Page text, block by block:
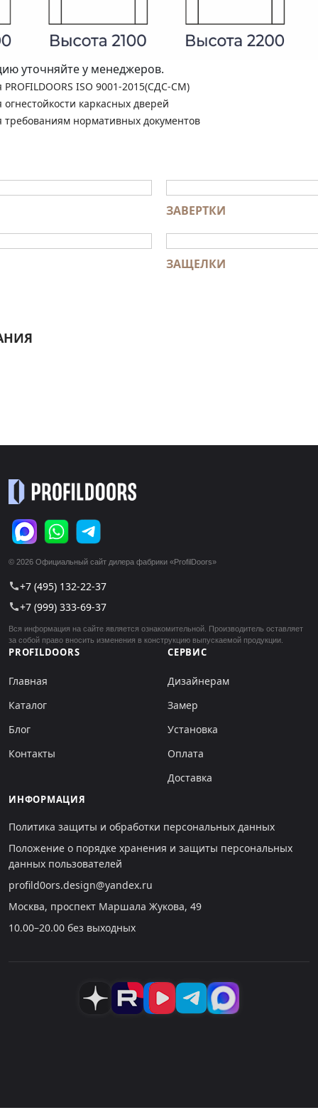
уточняйте у менеджеров.
ISO 9001-2015(СДС-СМ)
каркасных дверей
требованиям нормативных документов
ЗАВЕРТКИ
ЗАЩЕЛКИ
© 2026 Официальный сайт дилера фабрики «ProfilDoors»
call+7 (495) 132-22-37
call+7 (999) 333-69-37
Вся информация на сайте является ознакомительной. Производитель оставляет
за собой право вносить изменения в конструкцию выпускаемой продукции.
PROFILDOORS
Главная
Каталог
Блог
Контакты
СЕРВИС
Дизайнерам
Замер
Установка
Оплата
Доставка
ИНФОРМАЦИЯ
Политика защиты и обработки персональных данных
Положение о порядке хранения и защиты персональных
данных пользователей
profild0ors.design@yandex.ru
Москва, проспект Маршала Жукова, 49
10.00–20.00 без выходных